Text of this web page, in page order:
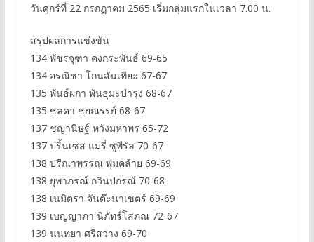
วันศุกร์ที่ 22 กรกฏาคม 2565 เริ่มกลุ่มแรกในเวลา 7.00 น.
สรุปผลการแข่งขัน
134 พัชรจุฑา คงกระพันธ์ 69-65
134 อรณิชา โกนสันเทียะ 67-67
135 พันธ์ผกา พันธุมะบำรุง 68-67
135 ชลดา ชยณรรย์ 68-67
137 ชญานิษฐ์ หวังมหาพร 65-72
137 ปริ้นเซส แมรี่ ซูพีรัล 70-67
138 ปรีณาพรรณ พุ่มคล้าย 69-69
138 ยุพาภรณ์ กวินปกรณ์ 70-68
138 เนมิตรา จันต๊ะนาเขตร์ 69-69
139 เบญญาภา นิภัทร์โสภณ 72-67
139 นนทยา ศรีสว่าง 69-70